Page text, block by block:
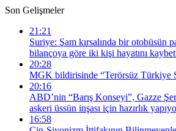
Son Gelişmeler
21:21
Suriye: Şam kırsalında bir otobüsün
bilançoya göre iki kişi hayatını
20:28
MGK bildirisinde “Terörsüz Türkiye
20:16
ABD’nin “Barış Konseyi”, Gazze
askeri üssün inşası için hazırlık
16:58